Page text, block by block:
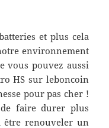
et plus cela
environnement
vous pouvez aussi
HS sur leboncoin
pour pas cher !
faire durer plus
être renouveler un